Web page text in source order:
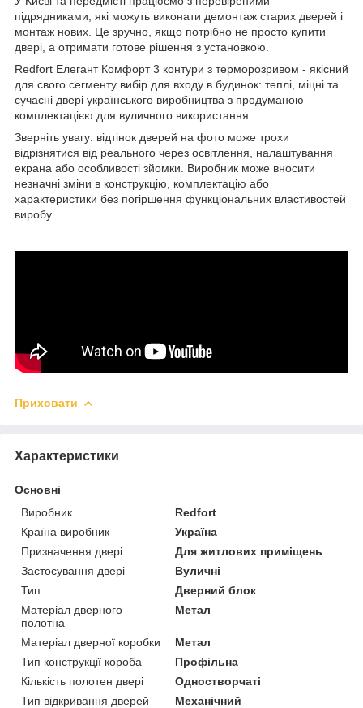
підрядниками, які можуть виконати демонтаж старих дверей і
монтаж нових. Це зручно, якщо потрібно не просто купити
двері, а отримати готове рішення з установкою.
Redfort Елегант Комфорт 3 контури з терморозривом - якісний
для свого сегменту вибір для входу в будинок: теплі, міцні та
сучасні двері українського виробництва з продуманою
комплектацією для вуличного використання.
Зверніть увагу: відтінок дверей на фото може трохи
відрізнятися від реального через освітлення, налаштування
екрана або особливості зйомки. Виробник може вносити
незначні зміни в конструкцію, комплектацію або
характеристики без погіршення функціональних властивостей
виробу.
Приховати
Характеристики
Основні
Виробник
Redfort
Країна виробник
Україна
Призначення двері
Для житлових приміщень
Застосування двері
Вуличні
Тип
Дверний блок
Матеріал дверного
полотна
Метал
Матеріал дверної коробки
Метал
Тип конструкції короба
Профільна
Кількість полотен двері
Одностворчаті
Тип відкривання дверей
Механічний